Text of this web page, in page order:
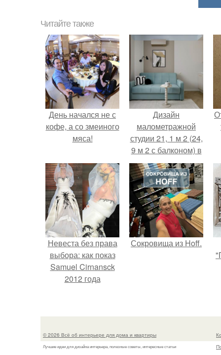
Читайте также
День начался не с
кофе, а со змеиного
мяса!
Дизайн
малометражной
студии 21, 1 м 2 (24,
9 м 2 с балконом) в
Краснодаре.
Невеста без права
выбора: как показ
Samuel Cirnansck
2012 года
принуждения.
Сокровища из Hoff.
© 2026 Всё об интерьере для дома и квартиры
Лучшие идеи для дизайна интерьера, полезные советы, интересные статьи